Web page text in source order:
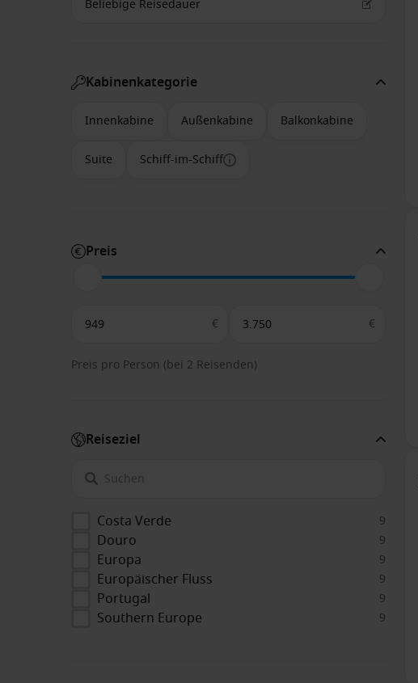
Kabinenkategorie
Innenkabine Außenkabine Balkonkabine
Suite Schiff-im-Schiff
Preis
€ €
Preis pro Person (bei 2 Reisenden)
Reiseziel
Costa Verde 9
Douro 9
Europa 9
Europäischer Fluss 9
Portugal 9
Southern Europe 9